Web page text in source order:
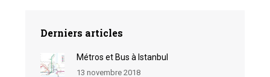
Derniers articles
Métros et Bus à Istanbul
13 novembre 2018